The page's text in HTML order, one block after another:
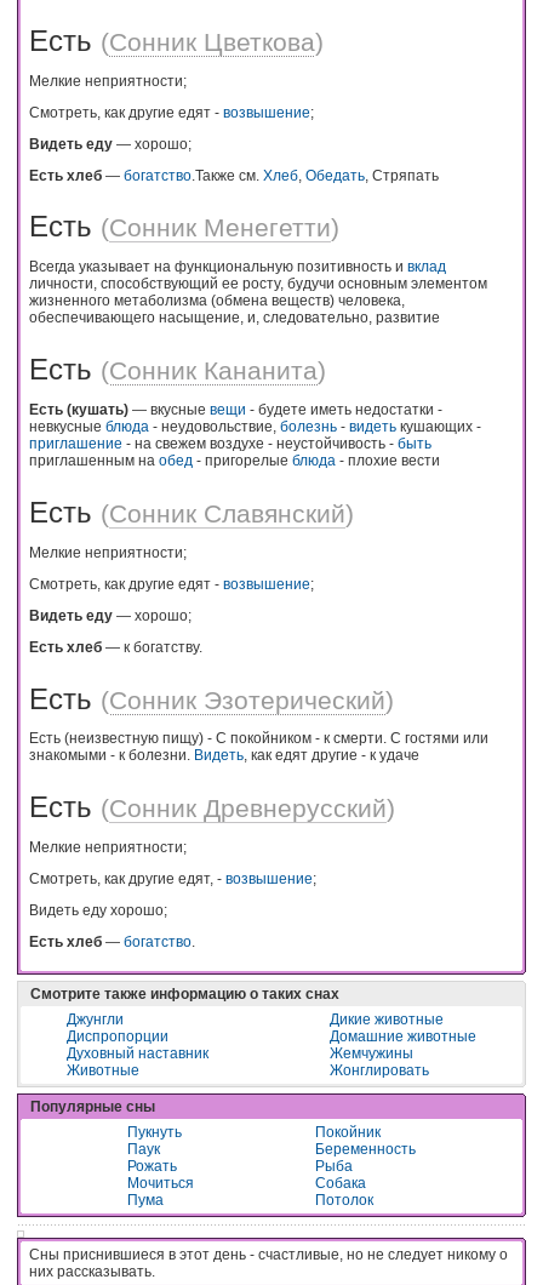
Есть (Сонник Цветкова)
Мелкие неприятности;
Смотреть, как другие едят - возвышение;
Видеть еду — хорошо;
Есть хлеб — богатство .Также см. Хлеб Обедать , Стряпать
Есть (Сонник Менегетти)
Всегда указывает на функциональную позитивность и вклад
личности, способствующий ее росту, будучи основным элементом
жизненного метаболизма (обмена веществ) человека,
обеспечивающего насыщение, и, следовательно, развитие
Есть (Сонник Кананита)
Есть (кушать) — вкусные вещи - будете иметь недостатки -
невкусные блюда - неудовольствие, болезнь - видеть кушающих -
приглашение - на свежем воздухе - неустойчивость - быть
приглашенным на обед - пригорелые блюда - плохие вести
Есть (Сонник Славянский)
Мелкие неприятности;
Смотреть, как другие едят - возвышение;
Видеть еду — хорошо;
Есть хлеб — к богатству.
Есть (Сонник Эзотерический)
Есть (неизвестную пищу) - С покойником - к смерти. С гостями или
знакомыми - к болезни. Видеть, как едят другие - к удаче
Есть (Сонник Древнерусский)
Мелкие неприятности;
Смотреть, как другие едят, - возвышение;
Видеть еду хорошо;
Есть хлеб — богатство.
Смотрите также информацию о таких снах
Джунгли
Дикие животные
Диспропорции
Домашние животные
Духовный наставник
Жемчужины
Животные
Жонглировать
Популярные сны
Пукнуть
Покойник
Паук
Беременность
Рожать
Рыба
Мочиться
Собака
Пума
Потолок
Сны приснившиеся в этот день - cчacтливыe, нo нe cлeдyeт никoмy o
ниx paccкaзывaть.